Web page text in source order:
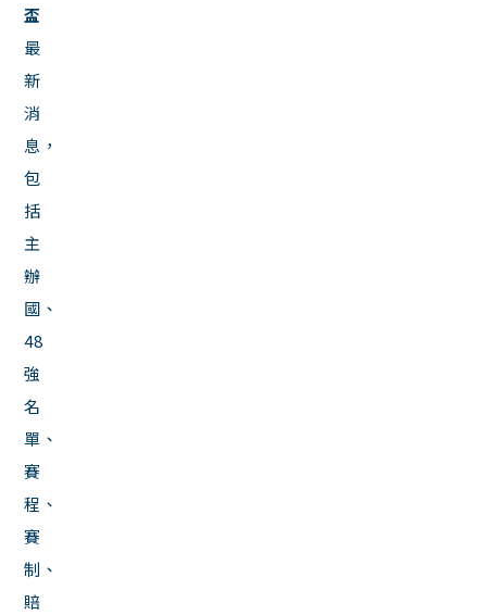
盃
最
新
消
息，
包
括
主
辦
國、
48
強
名
單、
賽
程、
賽
制、
賠